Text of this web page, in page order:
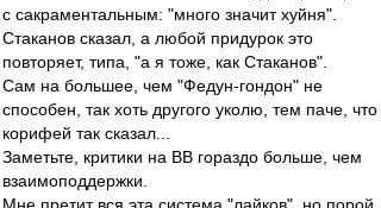
с сакраментальным: "много значит хуйня".
Стаканов сказал, а любой придурок это
повторяет, типа, "а я тоже, как Стаканов".
Сам на большее, чем "Федун-гондон" не
способен, так хоть другого уколю, тем паче, что
корифей так сказал...
Заметьте, критики на ВВ гораздо больше, чем
взаимоподдержки.